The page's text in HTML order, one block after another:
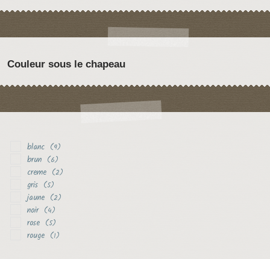
Couleur sous le chapeau
blanc (9)
brun (6)
creme (2)
gris (5)
jaune (2)
noir (4)
rose (5)
rouge (1)